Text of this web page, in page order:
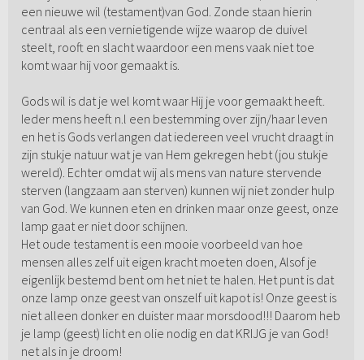
een nieuwe wil (testament)van God. Zonde staan hierin
centraal als een vernietigende wijze waarop de duivel
steelt, rooft en slacht waardoor een mens vaak niet toe
komt waar hij voor gemaakt is.
Gods wil is dat je wel komt waar Hij je voor gemaakt heeft.
Ieder mens heeft n.l een bestemming over zijn/haar leven
en het is Gods verlangen dat iedereen veel vrucht draagt in
zijn stukje natuur wat je van Hem gekregen hebt (jou stukje
wereld). Echter omdat wij als mens van nature stervende
sterven (langzaam aan sterven) kunnen wij niet zonder hulp
van God. We kunnen eten en drinken maar onze geest, onze
lamp gaat er niet door schijnen.
Het oude testament is een mooie voorbeeld van hoe
mensen alles zelf uit eigen kracht moeten doen, Alsof je
eigenlijk bestemd bent om het niet te halen. Het punt is dat
onze lamp onze geest van onszelf uit kapot is! Onze geest is
niet alleen donker en duister maar morsdood!!! Daarom heb
je lamp (geest) licht en olie nodig en dat KRIJG je van God!
net als in je droom!